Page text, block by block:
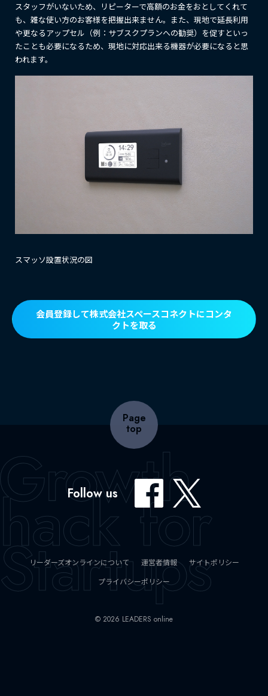
スタッフがいないため、リピーターで高額のお金をおとしてくれて
も、雑な使い方のお客様を把握出来ません。また、現地で延長利用
や更なるアップセル（例：サブスクプランへの勧奨）を促すといっ
たことも必要になるため、現地に対応出来る機器が必要になると思
われます。
スマッソ設置状況の図
会員登録して株式会社スペースコネクトにコンタ
クトを取る
Page
top
Follow us
リーダーズオンラインについて 運営者情報
サイトポリシー
プライバシーポリシー
© 2026 LEADERS online